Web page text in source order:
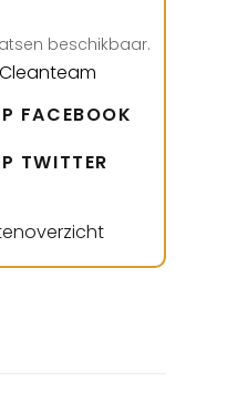
beschikbaar.
FACEBOOK
TWITTER